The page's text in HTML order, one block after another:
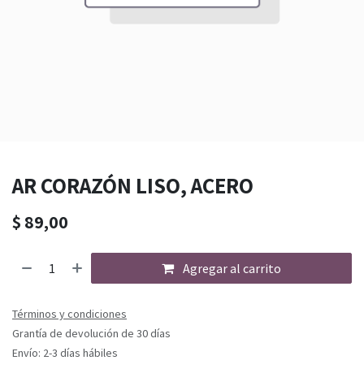
AR CORAZÓN LISO, ACERO
$ 89,00
Agregar al carrito
Términos y condiciones
Grantía de devolución de 30 días
Envío: 2-3 días hábiles